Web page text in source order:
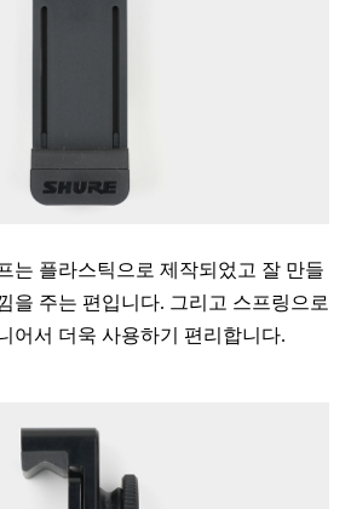
는 플라스틱으로 제작되었고 잘 만들
을 주는 편입니다. 그리고 스프링으로
어서 더욱 사용하기 편리합니다.